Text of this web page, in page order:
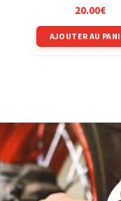
20.00€
AJOUTER AU